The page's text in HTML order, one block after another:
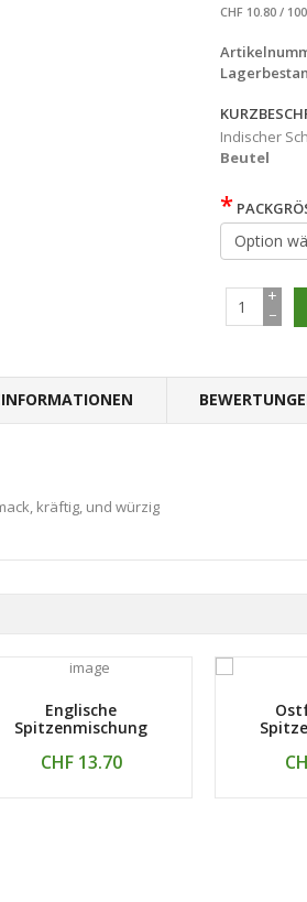
CHF 10.80 /
Indischer
Beutel
*
−
+
kräftig, und würzig
Englische
Spitzenmischung
CHF 13.70